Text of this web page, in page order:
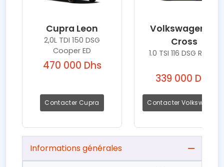
Cupra Leon
2,0L TDI 150 DSG
Cooper ED
470 000 Dhs
Contacter Cupra
Volkswagen T-
Cross
1.0 TSI 116 DSG R-Line
339 000 Dhs
Contacter Volkswagen
Informations générales